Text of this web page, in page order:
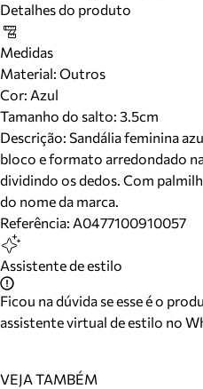
Detalhes do produto
Medidas
Material: Outros
Cor: Azul
Tamanho do salto: 3.5cm
Descrição: Sandália feminina
bloco e formato arredondado
dividindo os dedos. Com
do nome da marca.
Referência: A0477100910057
Assistente de estilo
Ficou na dúvida se esse é o
assistente virtual de estilo no
VEJA TAMBÉM